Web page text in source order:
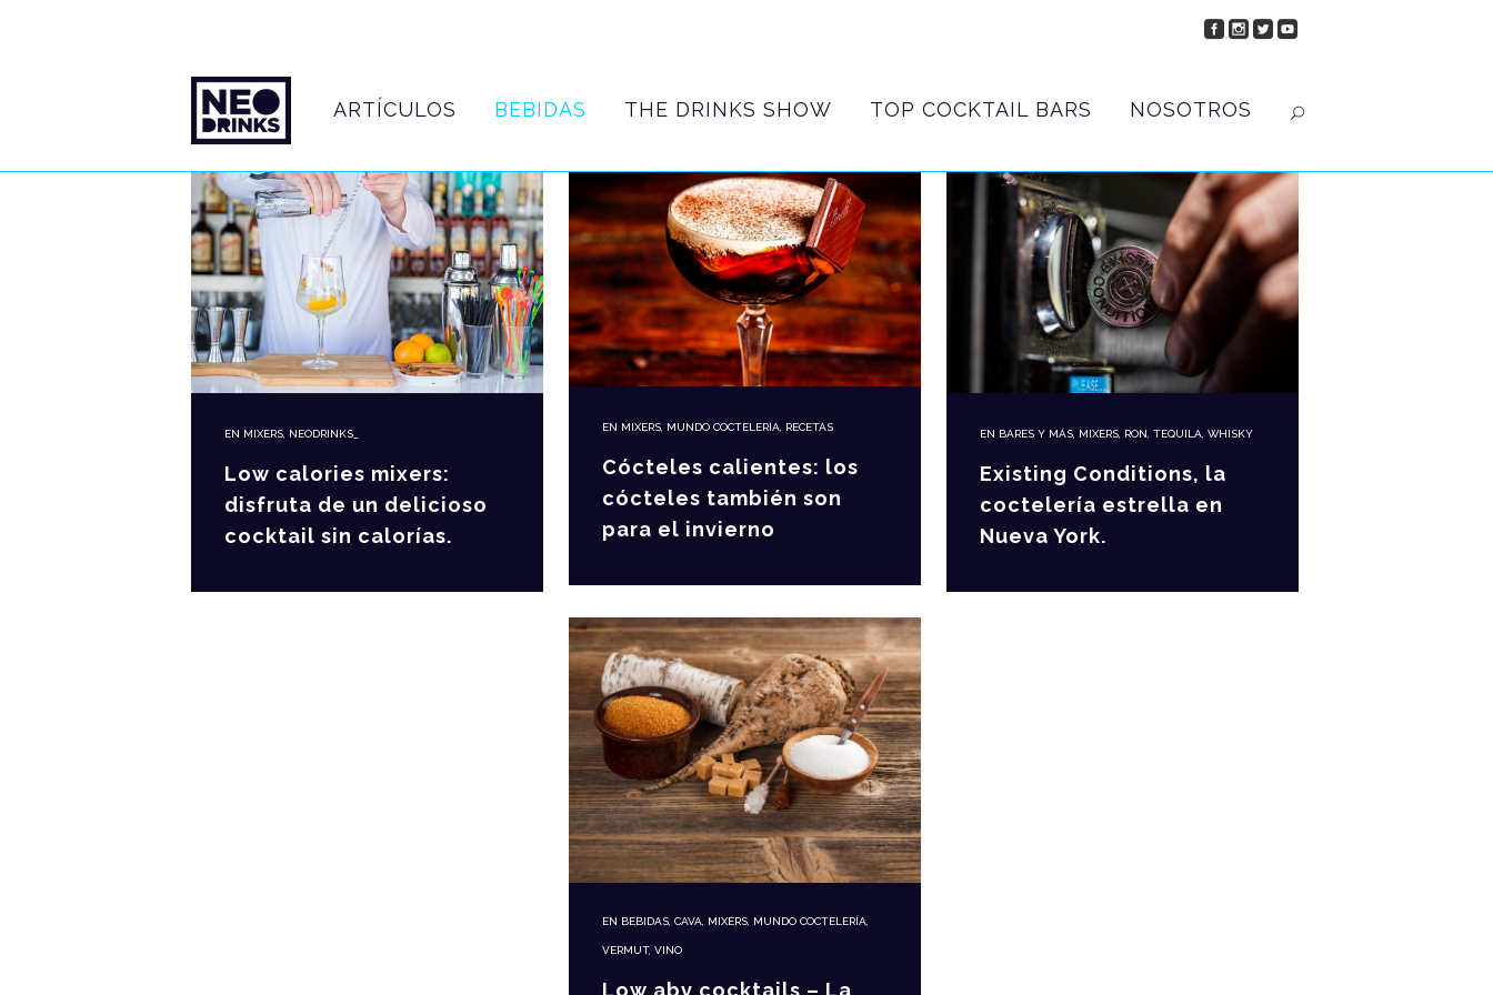
ARTÍCULOS BEBIDAS THE DRINKS SHOW TOP COCKTAIL BARS NOSOTROS
EN MIXERS NEODRINKS_
Low calories mixers:
disfruta de un delicioso
cocktail sin calorías.
EN MIXERS MUNDO COCTELERÍA RECETAS
Cócteles calientes: los
cócteles también son
para el invierno
EN BARES Y MÁS, MIXERS, RON, TEQUILA, WHISKY
Existing Conditions, la
coctelería estrella en
Nueva York.
EN BEBIDAS, CAVA, MIXERS, MUNDO COCTELERÍA,
VERMUT, VINO